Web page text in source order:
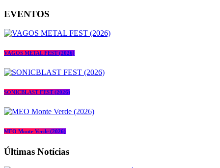
EVENTOS
VAGOS METAL FEST (2026)
SONICBLAST FEST (2026)
MEO Monte Verde (2026)
Últimas Notícias